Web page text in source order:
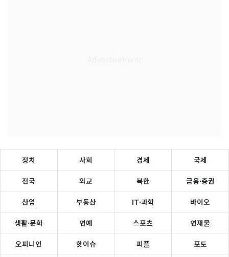
정치 사회 경제 국제
전국 외교 북한 금융·증권
산업 부동산 IT·과학 바이오
생활·문화 연예 스포츠 연재물
오피니언 핫이슈 피플 포토